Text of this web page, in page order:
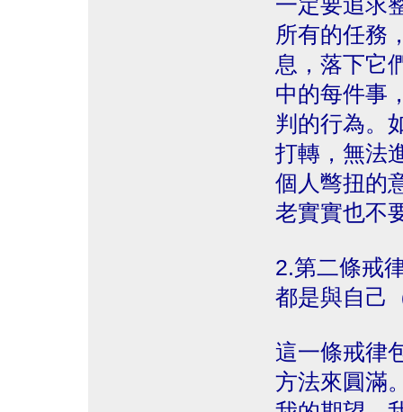
一定要追求
所有的任務
息，落下它
中的每件事
判的行為。
打轉，無法
個人彆扭的
老實實也不
2.第二條戒
都是與自己
這一條戒律
方法來圓滿